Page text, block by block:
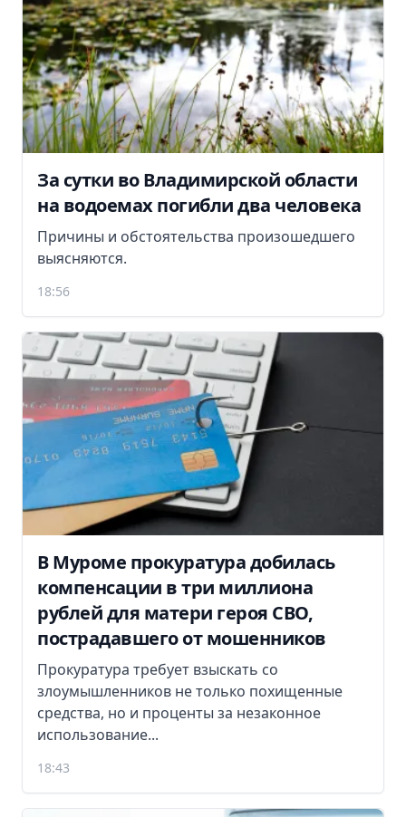
За сутки во Владимирской области
на водоемах погибли два человека
Причины и обстоятельства произошедшего
выясняются.
18:56
В Муроме прокуратура добилась
компенсации в три миллиона
рублей для матери героя СВО,
пострадавшего от мошенников
Прокуратура требует взыскать со
злоумышленников не только похищенные
средства, но и проценты за незаконное
использование...
18:43